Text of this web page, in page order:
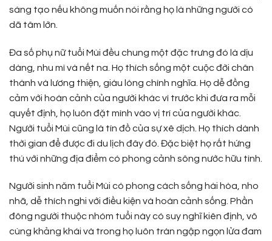
sáng tạo nếu không muốn nói rằng họ là những người có
dã tâm lớn.
Đa số phụ nữ tuổi Mùi đều chung một đặc trưng đó là dịu
dàng, nhu mì và nết na. Họ thích sống một cuộc đời chân
thành và lương thiện, giàu lòng chính nghĩa. Họ dễ đồng
cảm với hoàn cảnh của người khác vì trước khi đưa ra mỗi
quyết định, họ luôn đặt mình vào vị trí của người khác.
Người tuổi Mùi cũng là tín đồ của sự xê dịch. Họ thích dành
thời gian để được đi du lịch đây đó. Đặc biệt họ rất hứng
thú với những địa điểm có phong cảnh sông nước hữu tình.
Người sinh năm tuổi Mùi có phong cách sống hài hòa, nho
nhã, dễ thích nghi với điều kiện và hoàn cảnh sống. Phần
đông người thuộc nhóm tuổi này có suy nghĩ kiên định, vô
cùng khảng khái và trong họ luôn tràn ngập ngọn lửa đam